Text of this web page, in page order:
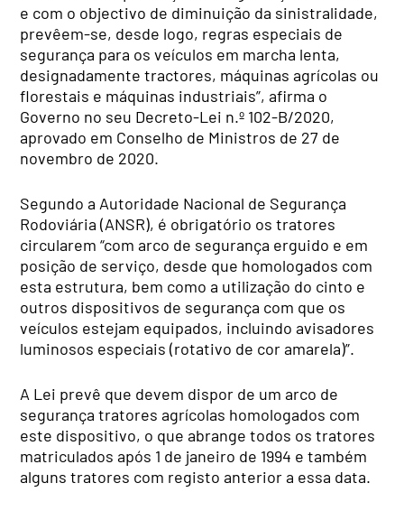
e com o objectivo de diminuição da sinistralidade,
prevêem-se, desde logo, regras especiais de
segurança para os veículos em marcha lenta,
designadamente tractores, máquinas agrícolas ou
florestais e máquinas industriais”, afirma o
Governo no seu Decreto-Lei n.º 102-B/2020,
aprovado em Conselho de Ministros de 27 de
novembro de 2020.
Segundo a Autoridade Nacional de Segurança
Rodoviária (ANSR), é obrigatório os tratores
circularem “com arco de segurança erguido e em
posição de serviço, desde que homologados com
esta estrutura, bem como a utilização do cinto e
outros dispositivos de segurança com que os
veículos estejam equipados, incluindo avisadores
luminosos especiais (rotativo de cor amarela)”.
A Lei prevê que devem dispor de um arco de
segurança tratores agrícolas homologados com
este dispositivo, o que abrange todos os tratores
matriculados após 1 de janeiro de 1994 e também
alguns tratores com registo anterior a essa data.